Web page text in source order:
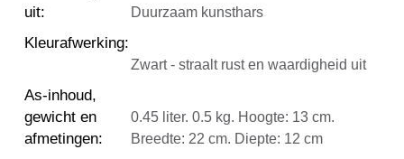
uit: Duurzaam kunsthars
Kleurafwerking:
Zwart - straalt rust en waardigheid uit
As-inhoud,
gewicht en
afmetingen:
0.45 liter. 0.5 kg. Hoogte: 13 cm.
Breedte: 22 cm. Diepte: 12 cm